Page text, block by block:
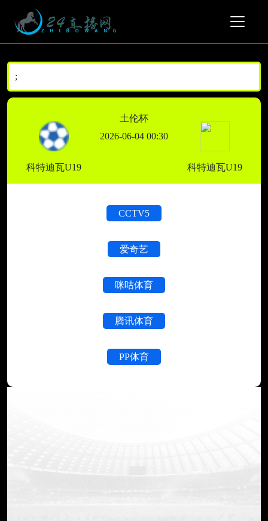
;
科特迪瓦U19
土伦杯
2026-06-04 00:30
科特迪瓦U19
CCTV5
爱奇艺
咪咕体育
腾讯体育
PP体育